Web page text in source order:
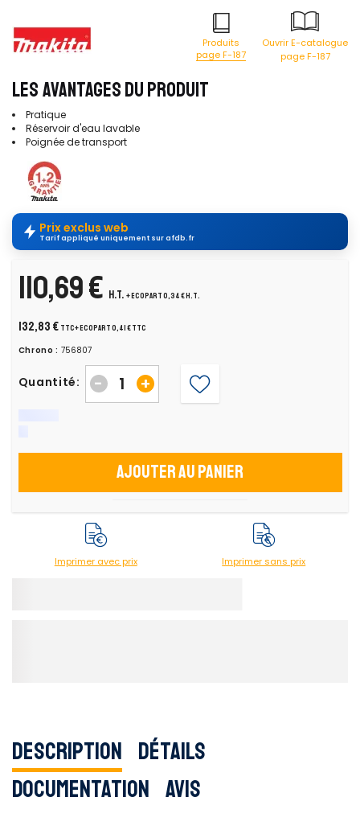
Produits
page F-187
Ouvrir E-catalogue
page F-187
LES AVANTAGES DU PRODUIT
Pratique
Réservoir d'eau lavable
Poignée de transport
Prix exclus web
Tarif appliqué uniquement sur afdb.fr
110,69 € H.T. + ecopart 0,34 € H.T.
132,83 € TTC+ ecopart 0,41 € TTC
Chrono : 756807
Quantité: +
-
Ajouter au panier
Imprimer avec prix Imprimer sans prix
Description Détails
Documentation Avis